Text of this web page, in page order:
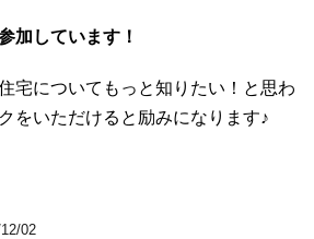
加しています！
宅についてもっと知りたい！と思わ
をいただけると励みになります♪
02